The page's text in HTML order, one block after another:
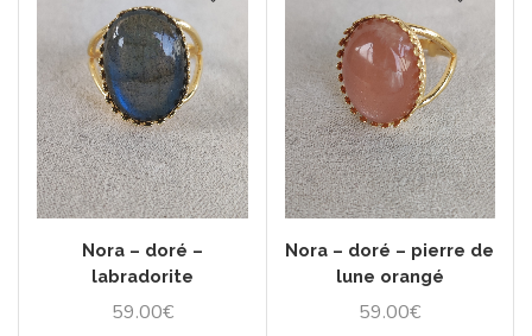
Nora – doré –
labradorite
59.00€
Nora – doré – pierre de
lune orangé
59.00€